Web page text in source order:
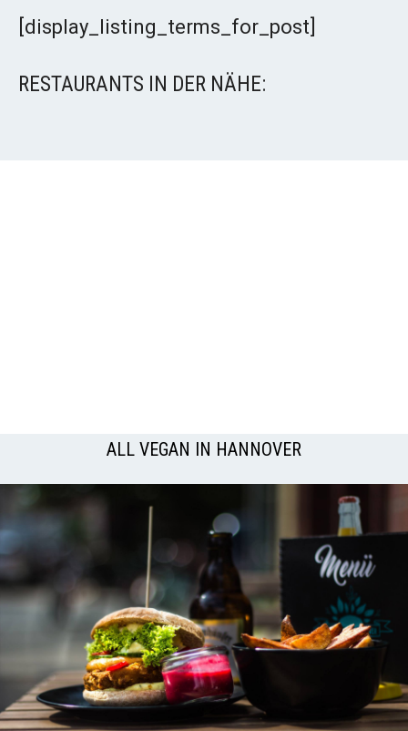
[display_listing_terms_for_post]
RESTAURANTS IN DER NÄHE:
ALL VEGAN IN HANNOVER